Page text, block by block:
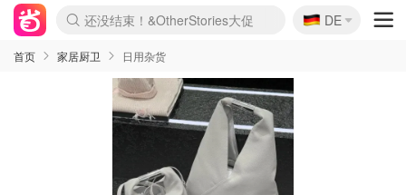
Boticinal 夏促开抢！
4折！lulu周四疯狂上新
还没结束！&OtherStories大促
Joybuy变相75折 随时失效
速领！Stanley独家85折
疑似霸哥！Camper额外叠85折
Zalando 奥莱闪促！每日更新
Moncler反季囤！5折起+叠9折
Coach Brooklyn仅€192
🇩🇪
DE
首页 家居厨卫 日用杂货